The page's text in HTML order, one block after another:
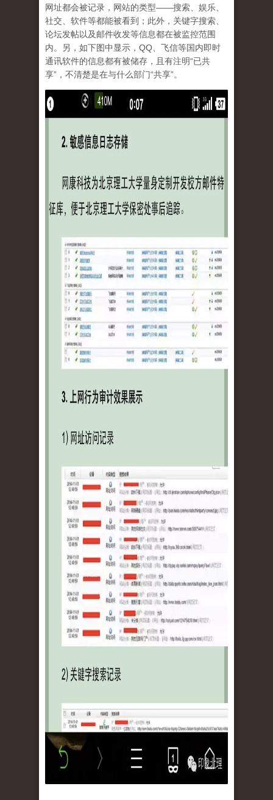
网址都会被记录，网站的类型——搜索、娱乐、
社交、软件等都能被看到；此外，关键字搜索、
论坛发帖以及邮件收发等信息都在被监控范围
内。另，如下图中显示，QQ、飞信等国内即时
通讯软件的信息都有被储存，且有注明“已共
享”，不清楚是在与什么部门“共享”。
tu_7.jpg